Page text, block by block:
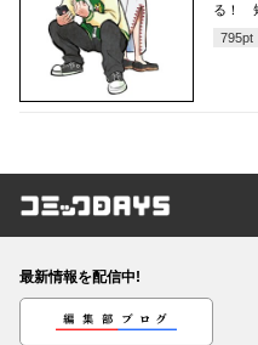
る！
795pt
コミックDAYS
最新情報を配信中!
編集部ブログ